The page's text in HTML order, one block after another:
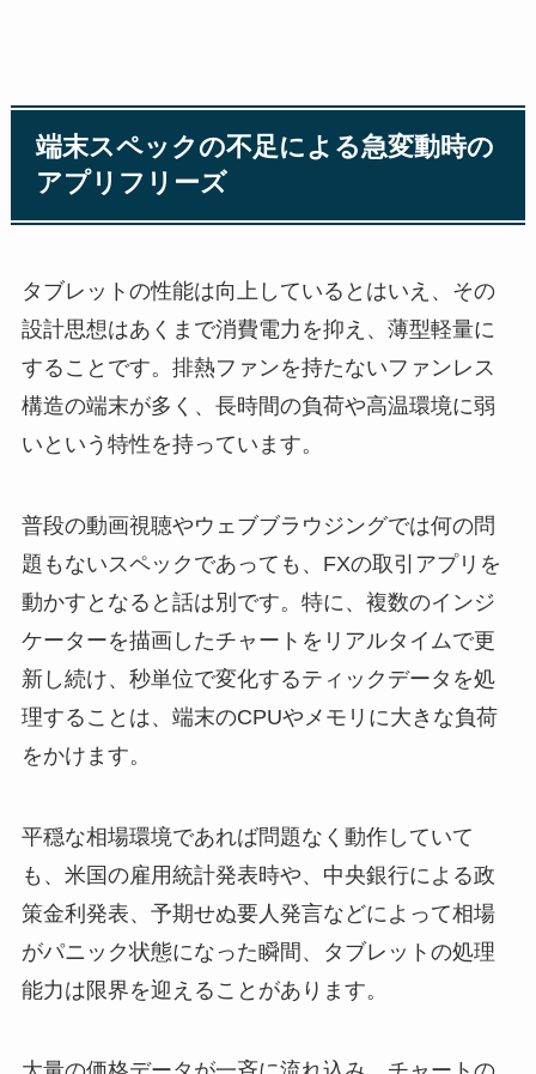
端末スペックの不足による急変動時の
アプリフリーズ
タブレットの性能は向上しているとはいえ、その
設計思想はあくまで消費電力を抑え、薄型軽量に
することです。排熱ファンを持たないファンレス
構造の端末が多く、長時間の負荷や高温環境に弱
いという特性を持っています。
普段の動画視聴やウェブブラウジングでは何の問
題もないスペックであっても、FXの取引アプリを
動かすとなると話は別です。特に、複数のインジ
ケーターを描画したチャートをリアルタイムで更
新し続け、秒単位で変化するティックデータを処
理することは、端末のCPUやメモリに大きな負荷
をかけます。
平穏な相場環境であれば問題なく動作していて
も、米国の雇用統計発表時や、中央銀行による政
策金利発表、予期せぬ要人発言などによって相場
がパニック状態になった瞬間、タブレットの処理
能力は限界を迎えることがあります。